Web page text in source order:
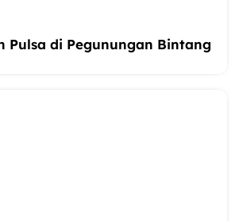
Pulsa di Pegunungan Bintang